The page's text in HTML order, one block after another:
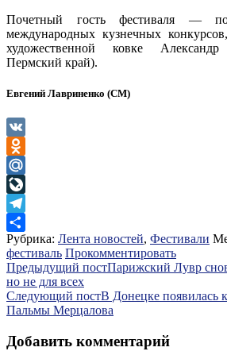
Почетный гость фестиваля —
международных кузнечных
художественной ковке
Пермский край).
Евгений Лавриненко (СМ)
VK
Odnoklassniki
Mail.Ru
LiveJournal
Telegram
Отправить
Рубрика: Лента новостей, Фестивали
фестиваль Прокомментировать
Навигация
по
записям
Предыдущий постПарижский Лувр
но не для всех
Следующий постВ Донецке появилась
Пальмы Мерцалова
Добавить комментарий